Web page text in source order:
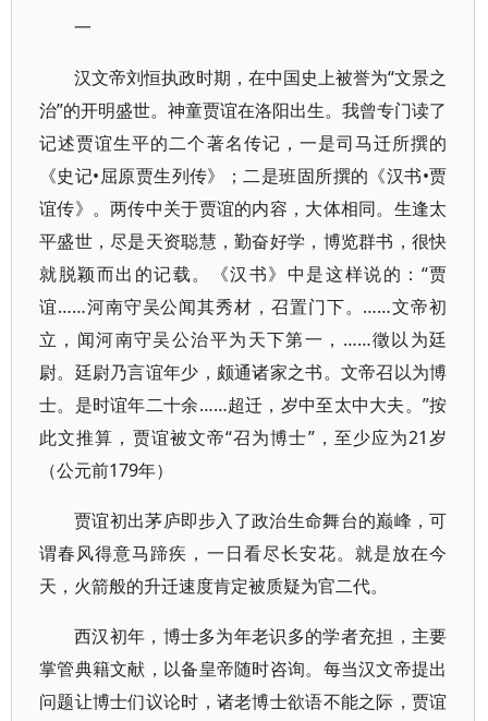
一
汉文帝刘恒执政时期，在中国史上被誉为“文景之
治”的开明盛世。神童贾谊在洛阳出生。我曾专门读了
记述贾谊生平的二个著名传记，一是司马迁所撰的
《史记•屈原贾生列传》；二是班固所撰的《汉书•贾
谊传》。两传中关于贾谊的内容，大体相同。生逢太
平盛世，尽是天资聪慧，勤奋好学，博览群书，很快
就脱颖而出的记载。《汉书》中是这样说的：“贾
谊……河南守吴公闻其秀材，召置门下。……文帝初
立，闻河南守吴公治平为天下第一，……徵以为廷
尉。廷尉乃言谊年少，颇通诸家之书。文帝召以为博
士。是时谊年二十余……超迁，岁中至太中大夫。”按
此文推算，贾谊被文帝“召为博士”，至少应为21岁
（公元前179年）
贾谊初出茅庐即步入了政治生命舞台的巅峰，可
谓春风得意马蹄疾，一日看尽长安花。就是放在今
天，火箭般的升迁速度肯定被质疑为官二代。
西汉初年，博士多为年老识多的学者充担，主要
掌管典籍文献，以备皇帝随时咨询。每当汉文帝提出
问题让博士们议论时，诸老博士欲语不能之际，贾谊